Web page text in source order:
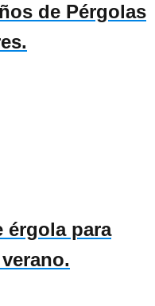
de Pérgolas
érgola para